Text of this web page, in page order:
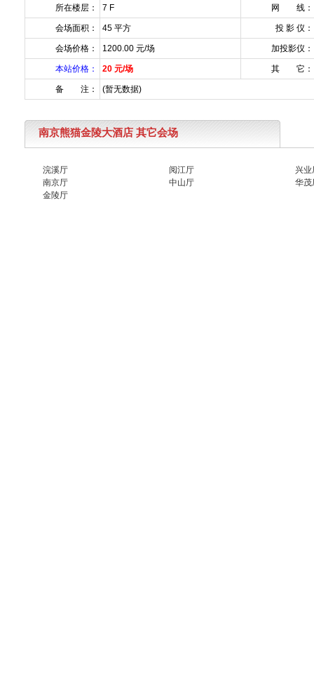
所在楼层： 7 F 网 线：
会场面积： 45 平方 投 影 仪：
会场价格： 1200.00 元/场 加投影仪：
本站价格： 20 元/场 其 它：
备 注： (暂无数据)
南京熊猫金陵大酒店 其它会场
浣溪厅 阅江厅
兴业
南京厅
中山厅
华茂
金陵厅